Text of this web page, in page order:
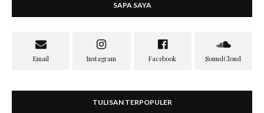
SAPA SAYA
TULISAN TERPOPULER